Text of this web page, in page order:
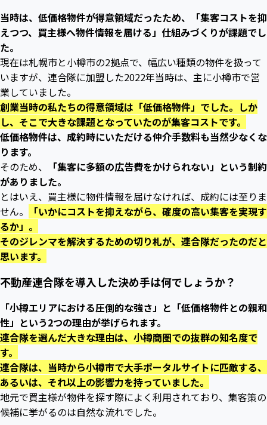
当時は、低価格物件が得意領域だったため、「集客コストを抑
えつつ、買主様へ物件情報を届ける」仕組みづくりが課題でし
た。
現在は札幌市と小樽市の2拠点で、幅広い種類の物件を扱って
いますが、連合隊に加盟した2022年当時は、主に小樽市で営
業していました。
創業当時の私たちの得意領域は「低価格物件」でした。しか
し、そこで大きな課題となっていたのが集客コストです。
低価格物件は、成約時にいただける仲介手数料も当然少なくな
ります。
そのため、
「集客に多額の広告費をかけられない」という制約
がありました。
とはいえ、買主様に物件情報を届けなければ、成約には至りま
せん。
「いかにコストを抑えながら、確度の高い集客を実現す
るか」。
そのジレンマを解決するための切り札が、連合隊だったのだと
思います。
不動産連合隊を導入した決め手は何でしょうか？
「小樽エリアにおける圧倒的な強さ」と「低価格物件との親和
性」という2つの理由が挙げられます。
連合隊を選んだ大きな理由は、小樽商圏での抜群の知名度で
す。
連合隊は、当時から小樽市で大手ポータルサイトに匹敵する、
あるいは、それ以上の影響力を持っていました。
地元で買主様が物件を探す際によく利用されており、集客策の
候補に挙がるのは自然な流れでした。